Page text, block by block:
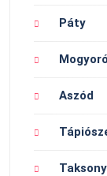
Páty
Aszód
Taksony